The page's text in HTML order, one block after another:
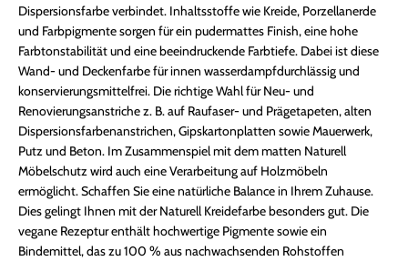
Dispersionsfarbe verbindet. Inhaltsstoffe wie Kreide, Porzellanerde
und Farbpigmente sorgen für ein pudermattes Finish, eine hohe
Farbtonstabilität und eine beeindruckende Farbtiefe. Dabei ist diese
Wand- und Deckenfarbe für innen wasserdampfdurchlässig und
konservierungsmittelfrei. Die richtige Wahl für Neu- und
Renovierungsanstriche z. B. auf Raufaser- und Prägetapeten, alten
Dispersionsfarbenanstrichen, Gipskartonplatten sowie Mauerwerk,
Putz und Beton. Im Zusammenspiel mit dem matten Naturell
Möbelschutz wird auch eine Verarbeitung auf Holzmöbeln
ermöglicht. Schaffen Sie eine natürliche Balance in Ihrem Zuhause.
Dies gelingt Ihnen mit der Naturell Kreidefarbe besonders gut. Die
vegane Rezeptur enthält hochwertige Pigmente sowie ein
Bindemittel, das zu 100 % aus nachwachsenden Rohstoffen